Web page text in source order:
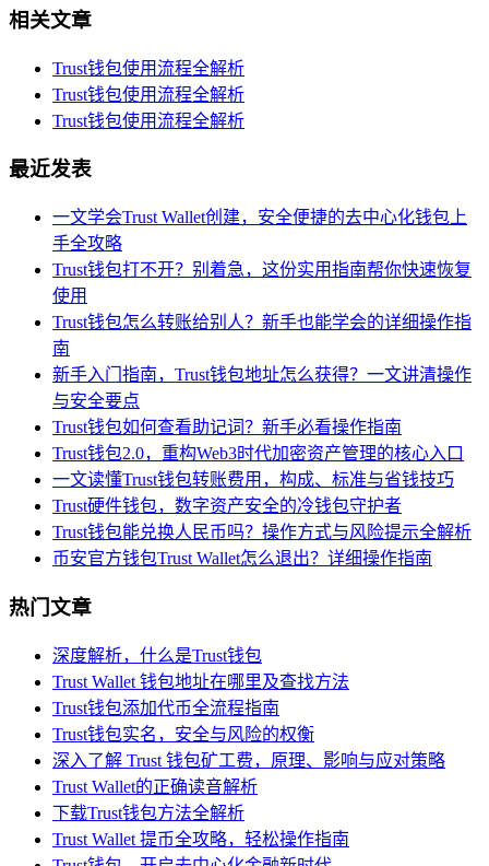
相关文章
Trust钱包使用流程全解析
Trust钱包使用流程全解析
Trust钱包使用流程全解析
最近发表
一文学会Trust Wallet创建，安全便捷的去中心化钱包上
手全攻略
Trust钱包打不开？别着急，这份实用指南帮你快速恢复
使用
Trust钱包怎么转账给别人？新手也能学会的详细操作指
南
新手入门指南，Trust钱包地址怎么获得？一文讲清操作
与安全要点
Trust钱包如何查看助记词？新手必看操作指南
Trust钱包2.0，重构Web3时代加密资产管理的核心入口
一文读懂Trust钱包转账费用，构成、标准与省钱技巧
Trust硬件钱包，数字资产安全的冷钱包守护者
Trust钱包能兑换人民币吗？操作方式与风险提示全解析
币安官方钱包Trust Wallet怎么退出？详细操作指南
热门文章
深度解析，什么是Trust钱包
Trust Wallet 钱包地址在哪里及查找方法
Trust钱包添加代币全流程指南
Trust钱包实名，安全与风险的权衡
深入了解 Trust 钱包矿工费，原理、影响与应对策略
Trust Wallet的正确读音解析
下载Trust钱包方法全解析
Trust Wallet 提币全攻略，轻松操作指南